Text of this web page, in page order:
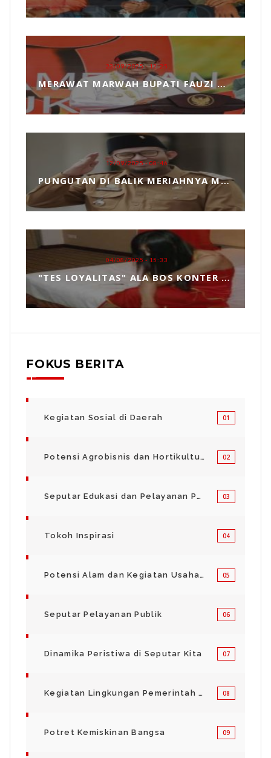
23/09/2025 - 12:25
MERAWAT MARWAH BUPATI FAUZI DARI TANGAN JAHIL PENYELENGGARA EVENT MCF 2025
12/09/2025 - 08:46
PUNGUTAN DI BALIK MERIAHNYA MADURA CULTURE FESTIVAL 2025 RP739 JUTA DAN PENGKHIANATAN TERHADAP BUPATI FAUZI
04/08/2025 - 15:33
"TES LOYALITAS" ALA BOS KONTER HP, TOPENG MANIPULASI BERKEDOK KEPERCAYAAN
FOKUS BERITA
Kegiatan Sosial di Daerah 01
Potensi Agrobisnis dan Hortikultura 02
Seputar Edukasi dan Pelayanan Pendidikan 03
Tokoh Inspirasi 04
Potensi Alam dan Kegiatan Usaha Kecil Menegah 05
Seputar Pelayanan Publik 06
Dinamika Peristiwa di Seputar Kita 07
Kegiatan Lingkungan Pemerintah Kabupaten di Indonesia 08
Potret Kemiskinan Bangsa 09